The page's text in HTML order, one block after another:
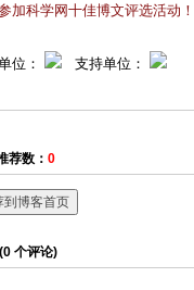
加科学网十佳博文评选活动！
位： 支持单位：
荐数： 0
到博客首页
0 个评论)